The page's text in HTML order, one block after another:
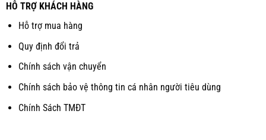
HỖ TRỢ KHÁCH HÀNG
Hỗ trợ mua hàng
Quy định đổi trả
Chính sách vận chuyển
Chính sách bảo vệ thông tin cá nhân người tiêu dùng
Chính Sách TMĐT